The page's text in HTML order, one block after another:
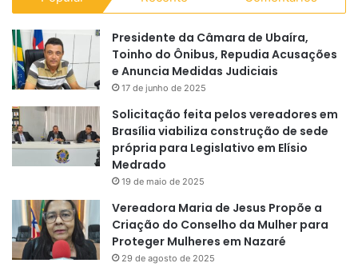
Presidente da Câmara de Ubaíra,
Toinho do Ônibus, Repudia Acusações
e Anuncia Medidas Judiciais
17 de junho de 2025
Solicitação feita pelos vereadores em
Brasília viabiliza construção de sede
própria para Legislativo em Elísio
Medrado
19 de maio de 2025
Vereadora Maria de Jesus Propõe a
Criação do Conselho da Mulher para
Proteger Mulheres em Nazaré
29 de agosto de 2025